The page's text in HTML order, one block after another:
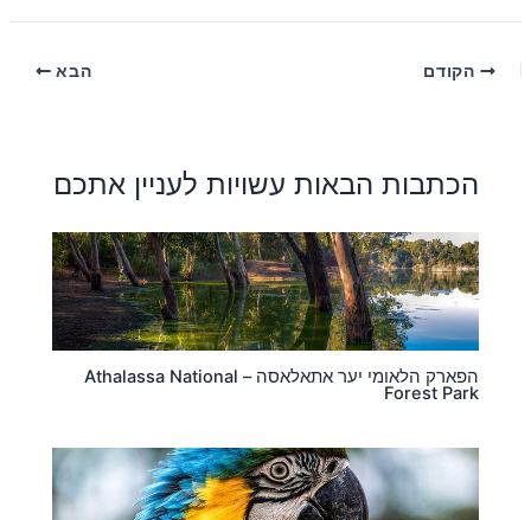
הקודם הבא
הכתבות הבאות עשויות לעניין אתכם
הפארק הלאומי יער אתאלאסה – Athalassa National
Forest Park